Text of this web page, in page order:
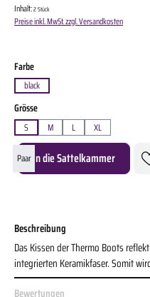
Inhalt:2 Stück
Preise inkl. MwSt. zzgl. Versandkosten
Farbeauswählen
black
Grösseauswählen
S M L XL
Produkt Anzahl: Gib den
Paar In die Sattelkammer
Beschreibung
Das Kissen der Thermo Boots
integrierten Keramikfaser. Somit
Bewertungen